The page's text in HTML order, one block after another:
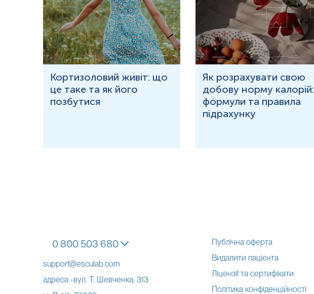
Кортизоловий живіт: що
це таке та як його
позбутися
Як розрахувати свою
добову норму калорій:
формули та правила
підрахунку
0 800 503 680
support@esculab.com
адреса -вул. Т. Шевченка, 313
Публічна оферта
Видалити пацієнта
Ліцензії та сертифікати
Політика конфіденційності